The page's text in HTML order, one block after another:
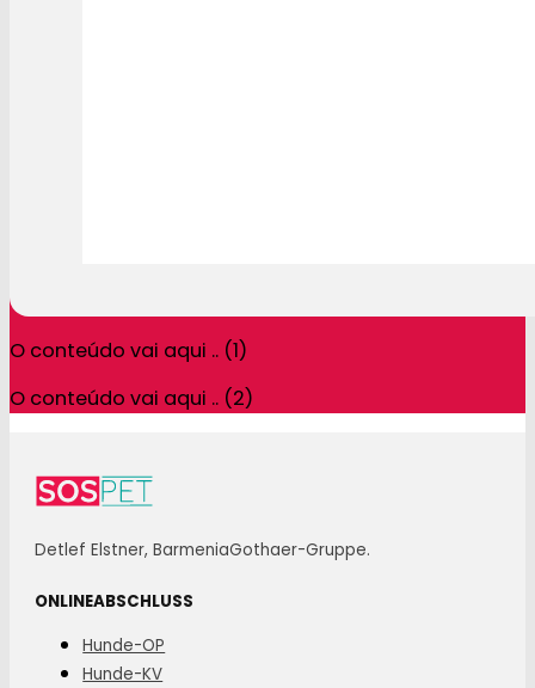
O conteúdo vai aqui .. (1)
O conteúdo vai aqui .. (2)
Detlef Elstner, BarmeniaGothaer-Gruppe.
ONLINEABSCHLUSS
Hunde-OP
Hunde-KV